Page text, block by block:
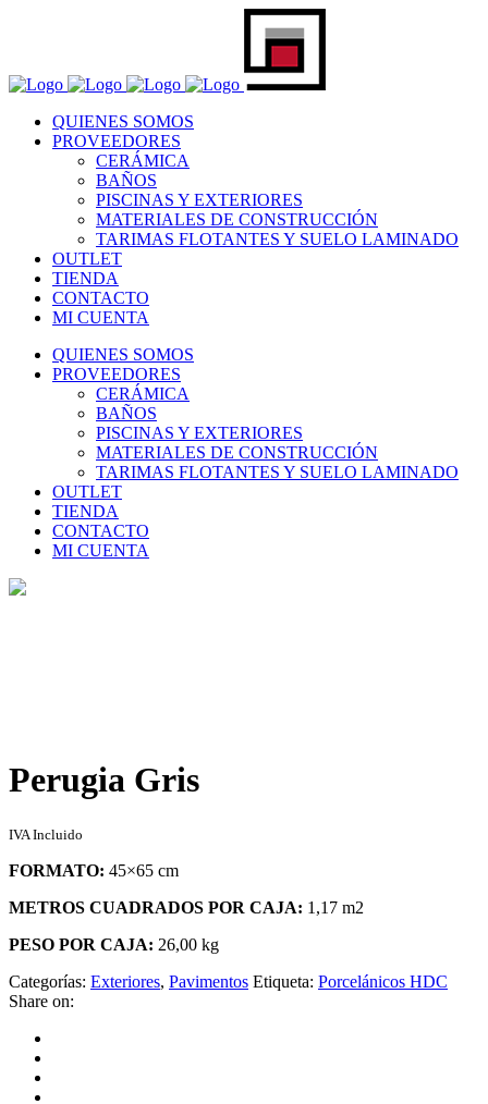
QUIENES SOMOS
PROVEEDORES
CERÁMICA
BAÑOS
PISCINAS Y EXTERIORES
MATERIALES DE CONSTRUCCIÓN
TARIMAS FLOTANTES Y SUELO LAMINADO
OUTLET
TIENDA
CONTACTO
MI CUENTA
QUIENES SOMOS
PROVEEDORES
CERÁMICA
BAÑOS
PISCINAS Y EXTERIORES
MATERIALES DE CONSTRUCCIÓN
TARIMAS FLOTANTES Y SUELO LAMINADO
OUTLET
TIENDA
CONTACTO
MI CUENTA
Perugia Gris
IVA Incluido
FORMATO: 45×65 cm
METROS CUADRADOS POR CAJA: 1,17 m2
PESO POR CAJA: 26,00 kg
Categorías: Exteriores, Pavimentos Etiqueta: Porcelánicos HDC
Share on: